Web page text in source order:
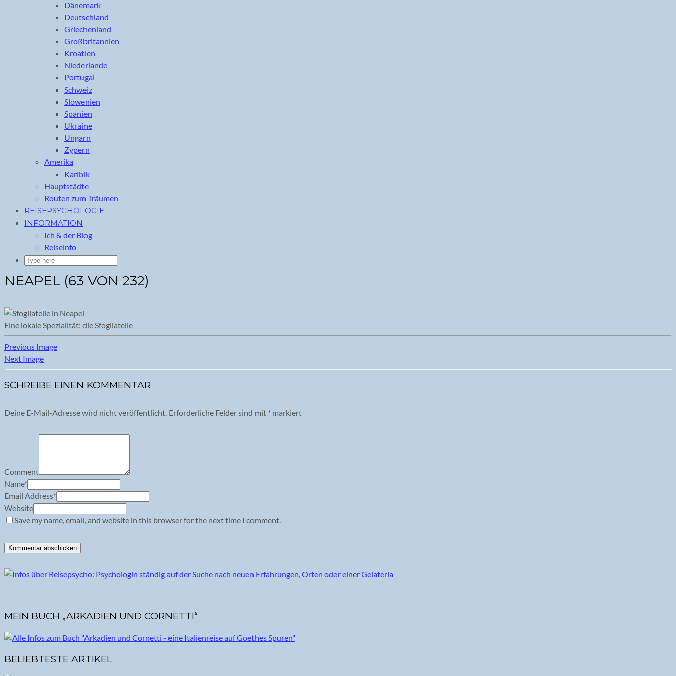
Dänemark
Deutschland
Griechenland
Großbritannien
Kroatien
Niederlande
Portugal
Schweiz
Slowenien
Spanien
Ukraine
Ungarn
Zypern
Amerika
Karibik
Hauptstädte
Routen zum Träumen
REISEPSYCHOLOGIE
INFORMATION
Ich & der Blog
Reiseinfo
NEAPEL (63 VON 232)
Eine lokale Spezialität: die Sfogliatelle
Previous Image
Next Image
SCHREIBE EINEN KOMMENTAR
Deine E-Mail-Adresse wird nicht veröffentlicht. Erforderliche Felder sind mit * markiert
Comment
Name*
Email Address*
Website
Save my name, email, and website in this browser for the next time I comment.
MEIN BUCH „ARKADIEN UND CORNETTI“
BELIEBTESTE ARTIKEL